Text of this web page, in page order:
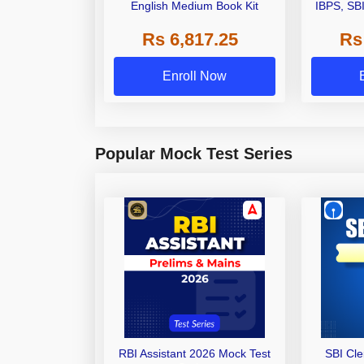
English Medium Book Kit
Rs 6,817.25
Enroll Now
IBPS,
Other
Popular Mock Test Series
RBI Assistant 2026 Mock Test
SBI